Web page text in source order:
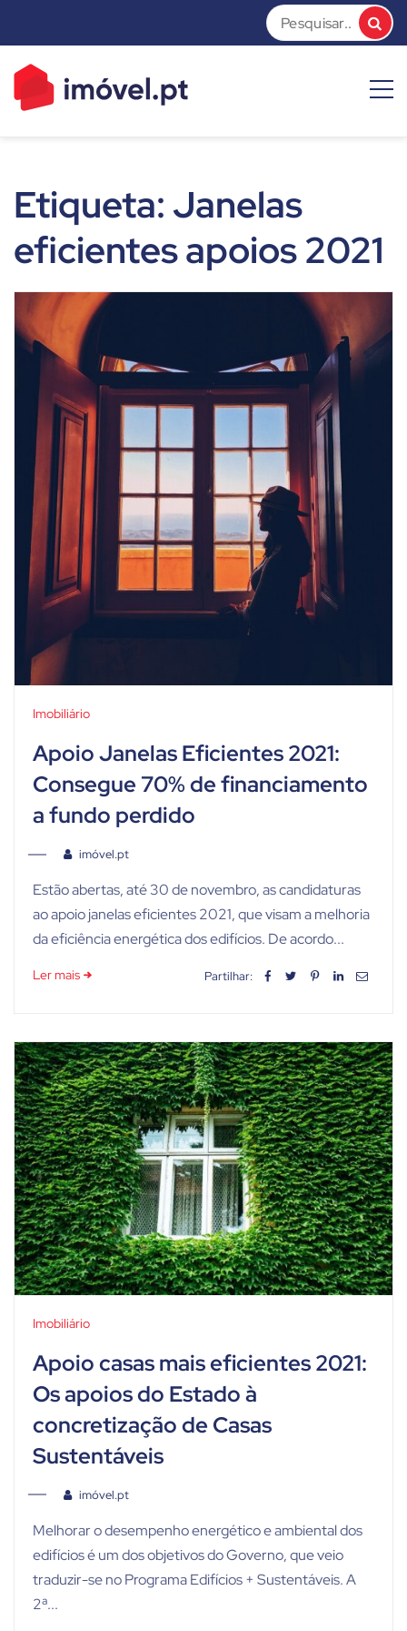
content
Etiqueta:Janelas
eficientes apoios 2021
Imobiliário
Apoio Janelas Eficientes 2021:
Consegue 70% de financiamento
a fundo perdido
imóvel.pt
Estão abertas, até 30 de novembro, as candidaturas
ao apoio janelas eficientes 2021, que visam a melhoria
da eficiência energética dos edifícios. De acordo...
Ler mais Partilhar:
Imobiliário
Apoio casas mais eficientes 2021:
Os apoios do Estado à
concretização de Casas
Sustentáveis
imóvel.pt
Melhorar o desempenho energético e ambiental dos
edifícios é um dos objetivos do Governo, que veio
traduzir-se no Programa Edifícios + Sustentáveis. A
2ª...